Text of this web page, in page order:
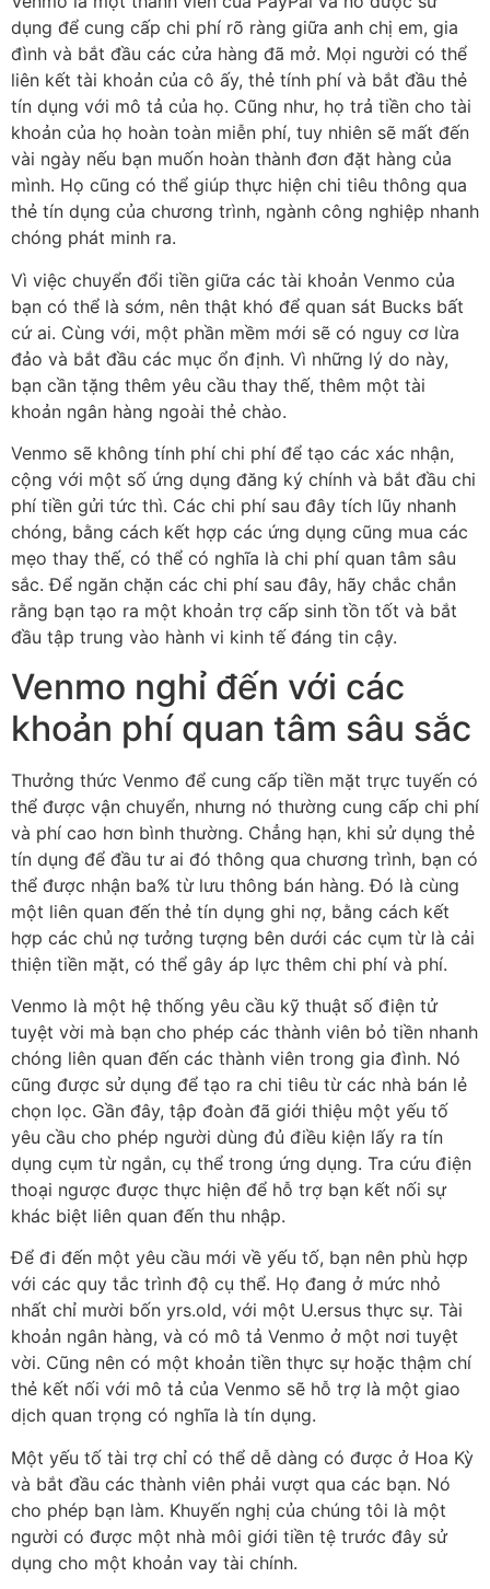
dụng để cung cấp chi phí rõ ràng giữa anh chị em, gia
đình và bắt đầu các cửa hàng đã mở. Mọi người có thể
liên kết tài khoản của cô ấy, thẻ tính phí và bắt đầu thẻ
tín dụng với mô tả của họ. Cũng như, họ trả tiền cho tài
khoản của họ hoàn toàn miễn phí, tuy nhiên sẽ mất đến
vài ngày nếu bạn muốn hoàn thành đơn đặt hàng của
mình. Họ cũng có thể giúp thực hiện chi tiêu thông qua
thẻ tín dụng của chương trình, ngành công nghiệp nhanh
chóng phát minh ra.
Vì việc chuyển đổi tiền giữa các tài khoản Venmo của
bạn có thể là sớm, nên thật khó để quan sát Bucks bất
cứ ai. Cùng với, một phần mềm mới sẽ có nguy cơ lừa
đảo và bắt đầu các mục ổn định. Vì những lý do này,
bạn cần tặng thêm yêu cầu thay thế, thêm một tài
khoản ngân hàng ngoài thẻ chào.
Venmo sẽ không tính phí chi phí để tạo các xác nhận,
cộng với một số ứng dụng đăng ký chính và bắt đầu chi
phí tiền gửi tức thì. Các chi phí sau đây tích lũy nhanh
chóng, bằng cách kết hợp các ứng dụng cũng mua các
mẹo thay thế, có thể có nghĩa là chi phí quan tâm sâu
sắc. Để ngăn chặn các chi phí sau đây, hãy chắc chắn
rằng bạn tạo ra một khoản trợ cấp sinh tồn tốt và bắt
đầu tập trung vào hành vi kinh tế đáng tin cậy.
Venmo nghỉ đến với các
khoản phí quan tâm sâu sắc
Thưởng thức Venmo để cung cấp tiền mặt trực tuyến có
thể được vận chuyển, nhưng nó thường cung cấp chi phí
và phí cao hơn bình thường. Chẳng hạn, khi sử dụng thẻ
tín dụng để đầu tư ai đó thông qua chương trình, bạn có
thể được nhận ba% từ lưu thông bán hàng. Đó là cùng
một liên quan đến thẻ tín dụng ghi nợ, bằng cách kết
hợp các chủ nợ tưởng tượng bên dưới các cụm từ là cải
thiện tiền mặt, có thể gây áp lực thêm chi phí và phí.
Venmo là một hệ thống yêu cầu kỹ thuật số điện tử
tuyệt vời mà bạn cho phép các thành viên bỏ tiền nhanh
chóng liên quan đến các thành viên trong gia đình. Nó
cũng được sử dụng để tạo ra chi tiêu từ các nhà bán lẻ
chọn lọc. Gần đây, tập đoàn đã giới thiệu một yếu tố
yêu cầu cho phép người dùng đủ điều kiện lấy ra tín
dụng cụm từ ngắn, cụ thể trong ứng dụng. Tra cứu điện
thoại ngược được thực hiện để hỗ trợ bạn kết nối sự
khác biệt liên quan đến thu nhập.
Để đi đến một yêu cầu mới về yếu tố, bạn nên phù hợp
với các quy tắc trình độ cụ thể. Họ đang ở mức nhỏ
nhất chỉ mười bốn yrs.old, với một U.ersus thực sự. Tài
khoản ngân hàng, và có mô tả Venmo ở một nơi tuyệt
vời. Cũng nên có một khoản tiền thực sự hoặc thậm chí
thẻ kết nối với mô tả của Venmo sẽ hỗ trợ là một giao
dịch quan trọng có nghĩa là tín dụng.
Một yếu tố tài trợ chỉ có thể dễ dàng có được ở Hoa Kỳ
và bắt đầu các thành viên phải vượt qua các bạn. Nó
cho phép bạn làm. Khuyến nghị của chúng tôi là một
người có được một nhà môi giới tiền tệ trước đây sử
dụng cho một khoản vay tài chính.